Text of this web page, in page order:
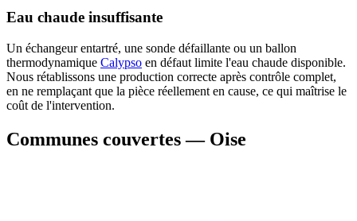
Eau chaude insuffisante
Un échangeur entartré, une sonde défaillante ou un ballon
thermodynamique Calypso en défaut limite l'eau chaude disponible.
Nous rétablissons une production correcte après contrôle complet,
en ne remplaçant que la pièce réellement en cause, ce qui maîtrise le
coût de l'intervention.
Communes couvertes — Oise